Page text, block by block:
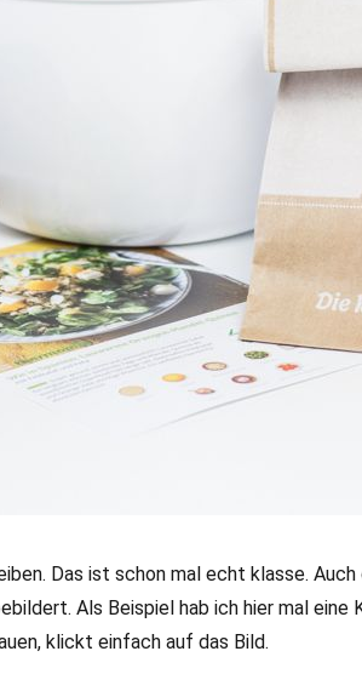
Das ist schon mal echt klasse.
Als Beispiel hab ich hier mal eine
klickt einfach auf das Bild.